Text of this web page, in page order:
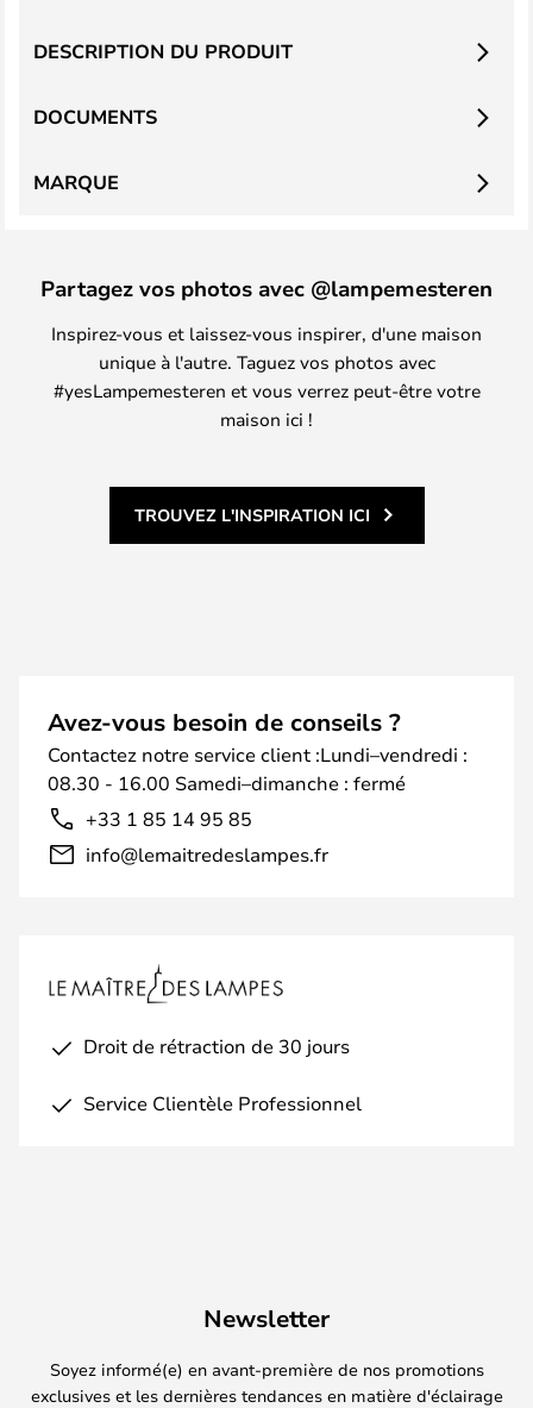
DESCRIPTION DU PRODUIT
DOCUMENTS
MARQUE
Partagez vos photos avec @lampemesteren
Inspirez-vous et laissez-vous inspirer, d'une maison
unique à l'autre. Taguez vos photos avec
#yesLampemesteren et vous verrez peut-être votre
maison ici !
TROUVEZ L'INSPIRATION ICI
Avez-vous besoin de conseils ?
Contactez notre service client :Lundi–vendredi :
08.30 - 16.00 Samedi–dimanche : fermé
+33 1 85 14 95 85
info@lemaitredeslampes.fr
Droit de rétraction de 30 jours
Service Clientèle Professionnel
Newsletter
Soyez informé(e) en avant-première de nos promotions
exclusives et les dernières tendances en matière d'éclairage